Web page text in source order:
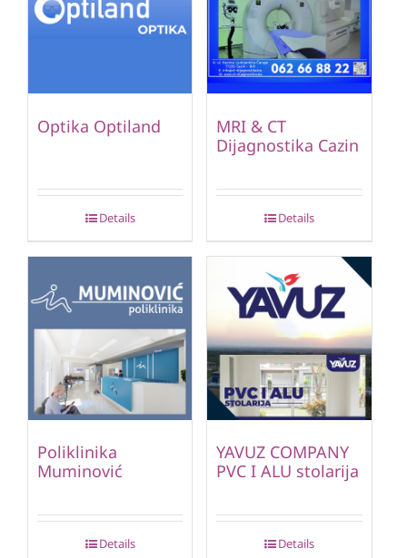
Optika Optiland
Details
MRI & CT
Dijagnostika Cazin
Details
Poliklinika
Muminović
Details
YAVUZ COMPANY
PVC I ALU stolarija
Details